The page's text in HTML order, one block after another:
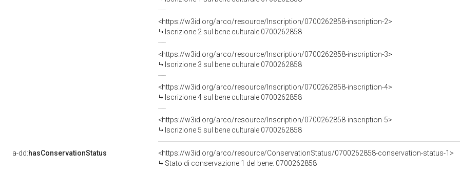
<https://w3id.org/arco/resource/Inscription/0700262858-inscription-2>
Iscrizione 2 sul bene culturale 0700262858
<https://w3id.org/arco/resource/Inscription/0700262858-inscription-3>
Iscrizione 3 sul bene culturale 0700262858
<https://w3id.org/arco/resource/Inscription/0700262858-inscription-4>
Iscrizione 4 sul bene culturale 0700262858
<https://w3id.org/arco/resource/Inscription/0700262858-inscription-5>
Iscrizione 5 sul bene culturale 0700262858
a-dd:hasConservationStatus
<https://w3id.org/arco/resource/ConservationStatus/0700262858-conservation-status-1>
Stato di conservazione 1 del bene: 0700262858